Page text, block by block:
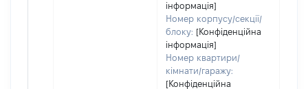
інформація]
Номер корпусу/секції/
блоку: [Конфіденційна
інформація]
Номер квартири/
кімнати/гаражу:
[Конфіденційна